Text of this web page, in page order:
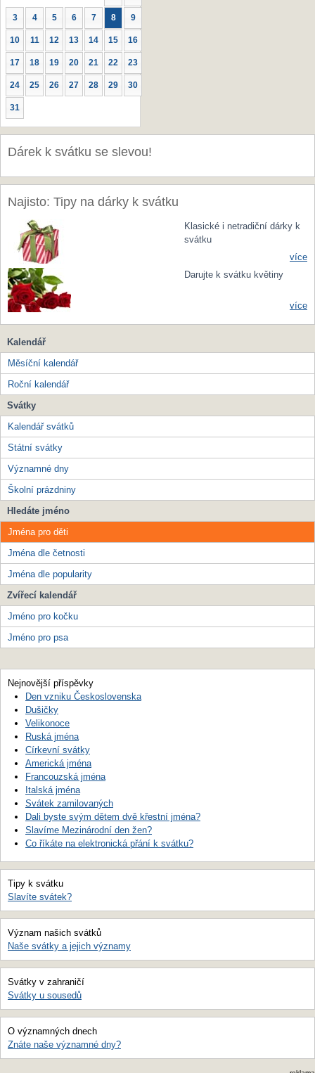
3 4 5 6 7 8 9
10 11 12 13 14 15 16
17 18 19 20 21 22 23
24 25 26 27 28 29 30
31
Dárek k svátku se slevou!
Najisto: Tipy na dárky k svátku
Klasické i netradiční dárky k
svátku
více
Darujte k svátku květiny
více
Kalendář
Měsíční kalendář
Roční kalendář
Svátky
Kalendář svátků
Státní svátky
Významné dny
Školní prázdniny
Hledáte jméno
Jména pro děti
Jména dle četnosti
Jména dle popularity
Zvířecí kalendář
Jméno pro kočku
Jméno pro psa
Nejnovější příspěvky
Den vzniku Československa
Dušičky
Velikonoce
Ruská jména
Církevní svátky
Americká jména
Francouzská jména
Italská jména
Svátek zamilovaných
Dali byste svým dětem dvě křestní jména?
Slavíme Mezinárodní den žen?
Co říkáte na elektronická přání k svátku?
Tipy k svátku
Slavíte svátek?
Význam našich svátků
Naše svátky a jejich významy
Svátky v zahraničí
Svátky u sousedů
O významných dnech
Znáte naše významné dny?